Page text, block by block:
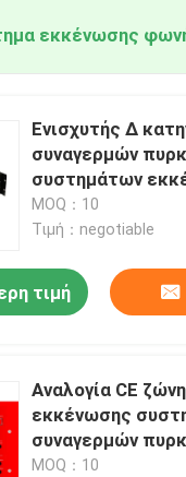
εκκένωσης
Ενισχυτής Δ
συναγερμών
συστημάτων
φωνής μετάλλων
500W 6
MOQ：10
Τιμή：negotiable
τιμή
Αναλογία CE
εκκένωσης
συναγερμών
FTD
MOQ：10